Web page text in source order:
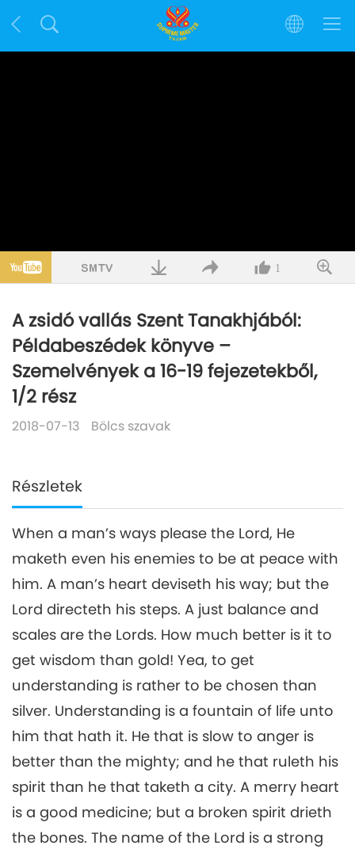
1
A zsidó vallás Szent Tanakhjából:
Példabeszédek könyve –
Szemelvények a 16-19 fejezetekből,
1/2 rész
2018-07-13 Bölcs szavak
Részletek
When a man’s ways please the Lord, He
maketh even his enemies to be at peace with
him. A man’s heart deviseth his way; but the
Lord directeth his steps. A just balance and
scales are the Lords. How much better is it to
get wisdom than gold! Yea, to get
understanding is rather to be chosen than
silver. Understanding is a fountain of life unto
him that hath it. He that is slow to anger is
better than the mighty; and he that ruleth his
spirit than he that taketh a city. A merry heart
is a good medicine; but a broken spirit drieth
the bones. The name of the Lord is a strong